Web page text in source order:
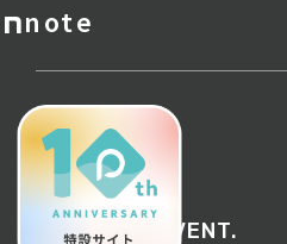
note
ポリシー
サイトマップ
©︎ 2026 PREVENT.